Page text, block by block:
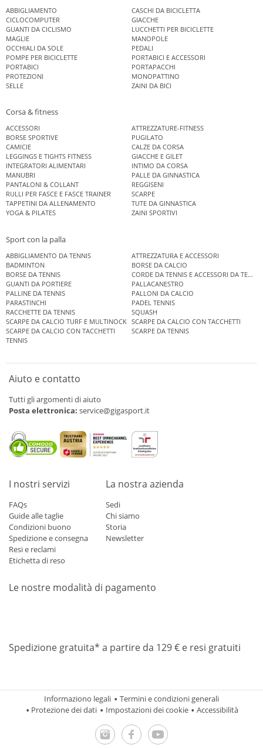
ABBIGLIAMENTO
CASCHI DA BICICLETTA
CICLOCOMPUTER
GIACCHE
GUANTI DA CICLISMO
LUCCHETTI PER BICICLETTE
MAGLIE
MANOPOLE
OCCHIALI DA SOLE
PEDALI
POMPE PER BICICLETTE
PORTABICI E ACCESSORI
PORTABICI
PORTAPACCHI
PROTEZIONI
MONOPATTINO
SELLE
ZAINI DA BICI
Corsa & fitness
ACCESSORI
ATTREZZATURE-FITNESS
BORSE SPORTIVE
PUGILATO
CAMICIE
CALZE DA CORSA
LEGGINGS E TIGHTS FITNESS
GIACCHE E GILET
INTEGRATORI ALIMENTARI
INTIMO DA CORSA
MANUBRI
PALLE DA GINNASTICA
PANTALONI & COLLANT
REGGISENI
RULLI PER FASCE E FASCE TRAINER
SCARPE
TAPPETINI DA ALLENAMENTO
TUTE DA GINNASTICA
YOGA & PILATES
ZAINI SPORTIVI
Sport con la palla
ABBIGLIAMENTO DA TENNIS
ATTREZZATURA E ACCESSORI
BADMINTON
BORSE DA CALCIO
BORSE DA TENNIS
CORDE DA TENNIS E ACCESSORI DA TENNIS
GUANTI DA PORTIERE
PALLACANESTRO
PALLINE DA TENNIS
PALLONI DA CALCIO
PARASTINCHI
PADEL TENNIS
RACCHETTE DA TENNIS
SQUASH
SCARPE DA CALCIO TURF E MULTINOCK SCARPE DA CALCIO CON TACCHETTI
SCARPE DA CALCIO CON TACCHETTI
SCARPE DA TENNIS
TENNIS
Aiuto e contatto
Tutti gli argomenti di aiuto
Posta elettronica: service@gigasport.it
I nostri servizi
FAQs
Guide alle taglie
Condizioni buono
Spedizione e consegna
Resi e reclami
Etichetta di reso
La nostra azienda
Sedi
Chi siamo
Storia
Newsletter
Le nostre modalità di pagamento
Spedizione gratuita* a partire da 129 € e resi gratuiti
Informaziono legali
Termini e condizioni generali
Protezione dei dati
Impostazioni dei cookie Accessibilità